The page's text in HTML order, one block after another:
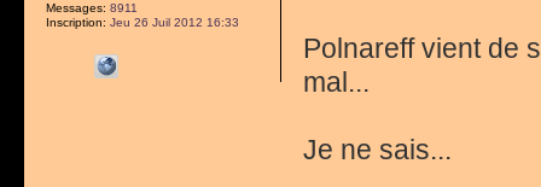
Polnareff vient de
mal...
Je ne sais...
Messages: 8911
Inscription: Jeu 26 Juil 2012 16:33